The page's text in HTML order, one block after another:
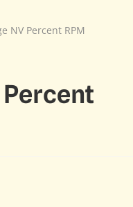
NV Percent RPM
Percent